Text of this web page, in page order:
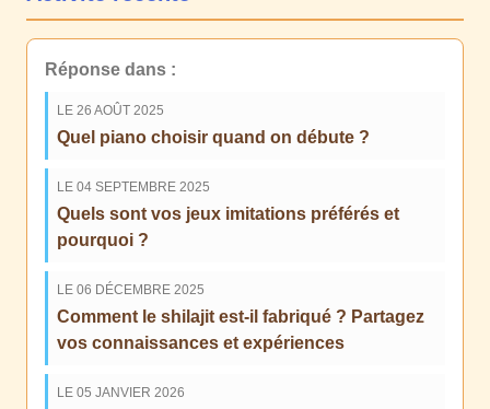
Réponse dans :
LE 26 AOÛT 2025
Quel piano choisir quand on débute ?
LE 04 SEPTEMBRE 2025
Quels sont vos jeux imitations préférés et
pourquoi ?
LE 06 DÉCEMBRE 2025
Comment le shilajit est-il fabriqué ? Partagez
vos connaissances et expériences
LE 05 JANVIER 2026